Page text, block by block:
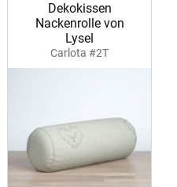
Dekokissen
Nackenrolle von
Lysel
Carlota #2T